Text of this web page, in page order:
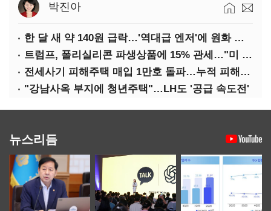
박진아
한 달 새 약 140원 급락…'역대급 엔저'에 원화 변곡점
트럼프, 폴리실리콘 파생상품에 15% 관세…"미 산업 재건"
전세사기 피해주택 매입 1만호 돌파…누적 피해자 4만278명
"강남사옥 부지에 청년주택"…LH도 '공급 속도전'
뉴스리듬